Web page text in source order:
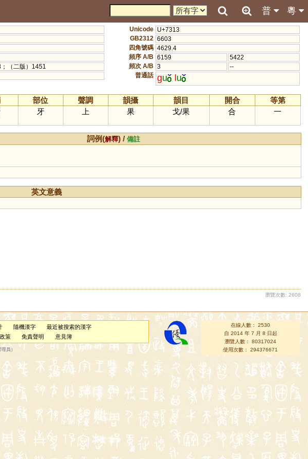
粵
普
；（二版）1451
Unicode U+7313
GB2312 6603
四角號碼 4629.4
頻序 A/B 6159
5422
頻次 A/B 3
--
普通話 gu lu
部位 聲調 韻攝 韻目 開合
等第
牙 上 果 戈/果 合 一
詞例(解釋) /備註
英文意義
瀏覽次數: 2608
隨機漢字
最近被搜索的漢字
策 免責聲明 意見簿
理員 ）
在線人數： 2530
自 2014 年 7 月 8 日起
瀏覽人數： 80317024
使用次數： 294376671